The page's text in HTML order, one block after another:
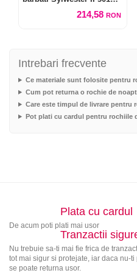
214,58 RON
Intrebari frecvente
Ce materiale sunt folosite pentru
Cum pot returna o rochie de
Care este timpul de livrare pentru
Pot plati cu cardul pentru rochiile
Plata cu cardul
De acum poti plati mai usor
Tranzactii
Nu trebuie sa-ti mai fie frica de
tot mai sigur si protejate, iar daca nu-
se poate returna usor.